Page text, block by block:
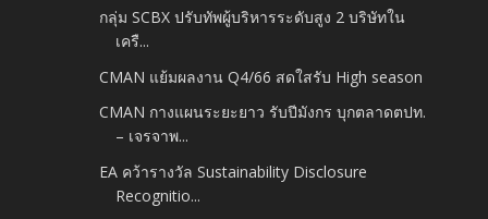
กลุ่ม SCBX ปรับทัพผู้บริหารระดับสูง 2 บริษัทใน
เครื...
CMAN แย้มผลงาน Q4/66 สดใสรับ High season
CMAN กางแผนระยะยาว รับปีมังกร บุกตลาดตปท.
– เจรจาพ...
EA คว้ารางวัล Sustainability Disclosure
Recognitio...